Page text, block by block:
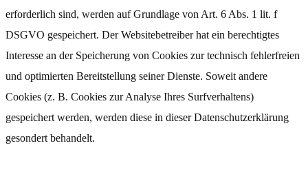
erforderlich sind, werden auf Grundlage von Art. 6 Abs. 1 lit. f
DSGVO gespeichert. Der Websitebetreiber hat ein berechtigtes
Interesse an der Speicherung von Cookies zur technisch fehlerfreien
und optimierten Bereitstellung seiner Dienste. Soweit andere
Cookies (z. B. Cookies zur Analyse Ihres Surfverhaltens)
gespeichert werden, werden diese in dieser Datenschutzerklärung
gesondert behandelt.